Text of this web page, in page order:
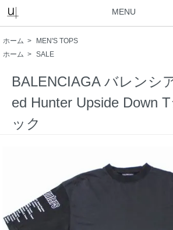
MENU
ホーム >
MEN'S TOPS
ホーム > SALE
BALENCIAGA バレンシ
ed Hunter Upside Down
ック